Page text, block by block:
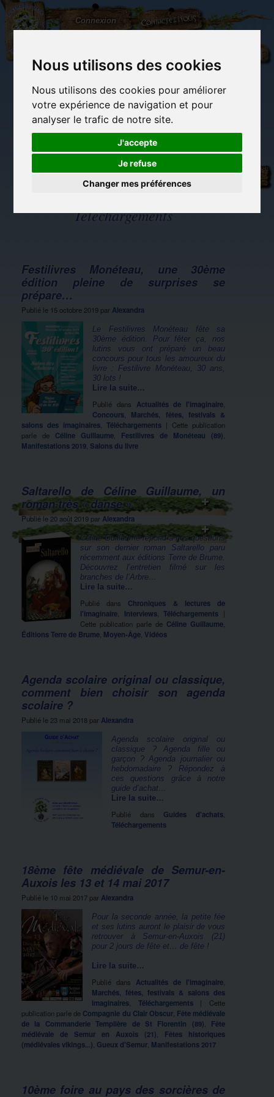
Nous utilisons des cookies
Nous utilisons des cookies pour améliorer
votre expérience de navigation et pour
analyser le trafic de notre site.
J'accepte
Je refuse
Changer mes préférences
L'Arbre
aux
100.000
Connexion Contactez-nous
(vide)
imaginaires
Carterie
papeterie
originale
manuelles,
détente et jeux
Objets déco et
cadeaux
Du côté du
Téléchargements
Festilivres Monéteau, une 30ème
édition pleine de surprises se
prépare…
Publié le 15 octobre 2019 par Alexandra
Le Festilivres Monéteau fête sa
30ème édition. Pour fêter ça, nos
lutins vous ont préparé un beau
concours pour tous les amoureux du
livre : Festilivre Monéteau, 30 ans,
30 lots !
Lire la suite…
Publié dans Actualités de l'imaginaire
Concours
Marchés, fêtes, festivals &
salons des imaginaires Téléchargements | Cette publication
parle de
Céline Guillaume Festilivres de Monéteau (89)
Manifestations 2019 Salons du livre
Saltarello de Céline Guillaume, un
roman très « danse »
Publié le 20 août 2019 par Alexandra
Céline Guillaume répond à nos questions
sur son dernier roman Saltarello paru
récemment aux éditions Terre de Brume.
Découvrez l’entretien filmé sur les
branches de l’Arbre…
Lire la suite…
Publié dans
Chroniques & lectures de
l'imaginaire
Interviews,Téléchargements |
Cette publication parle de Céline Guillaume
Éditions Terre de Brume Moyen-Âge Vidéos
Agenda scolaire original ou classique,
comment bien choisir son agenda
scolaire ?
Publié le 23 mai 2018 par Alexandra
Agenda scolaire original ou
classique ? Agenda fille ou
garçon ? Agenda journalier ou
hebdomadaire ? Répondez à
ces questions grâce à notre
guide d’achat…
Lire la suite…
Publié dans Guides d'achats
Téléchargements
18ème fête médiévale de Semur-en-
Auxois les 13 et 14 mai 2017
Publié le 10 mai 2017 par Alexandra
Pour la seconde année, la petite fée
et ses lutins auront le plaisir de vous
retrouver à Semur-en-Auxois (21)
pour 2 jours de fête et… de fête !
Lire la suite…
Publié dans Actualités de l'imaginaire
Marchés, fêtes, festivals & salons des
imaginaires
Téléchargements |
Cette
publication parle de Compagnie du Clair Obscur, Fête médiévale
de la Commanderie Templière de St Florentin (89)
Fête
médiévale de Semur en Auxois (21)
Fêtes historiques
(médiévales vikings...) Gueux d'Semur Manifestations 2017
10ème foire au pays des sorcières de